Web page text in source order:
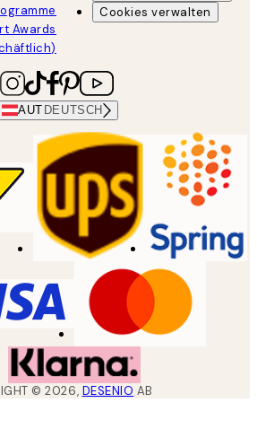
Awards
Cookies verwalten
AUT DEUTSCH
©2026, DESENIO AB